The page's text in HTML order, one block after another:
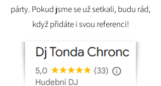
párty. Pokud jsme se už setkali, budu rád,
když přidáte i svou referenci!